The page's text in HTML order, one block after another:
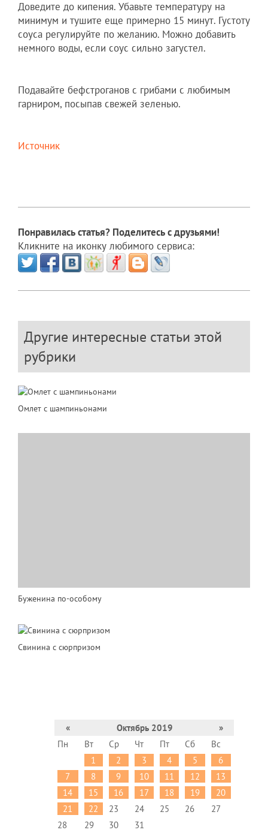
Доведите до кипения. Убавьте температуру на
минимум и тушите еще примерно 15 минут. Густоту
соуса регулируйте по желанию. Можно добавить
немного воды, если соус сильно загустел.
Подавайте бефстроганов с грибами с любимым
гарниром, посыпав свежей зеленью.
Источник
Понравилась статья? Поделитесь с друзьями!
Кликните на иконку любимого сервиса:
Другие интересные статьи этой
рубрики
Омлет с шампиньонами
Буженина по-особому
Свинина с сюрпризом
« Октябрь 2019
»
Пн
Вт Ср Чт Пт Сб
Вс
1
2 3 4 5
6
7
8 9 10 11 12
13
14
15 16 17 18 19
20
21
22 23 24 25 26
27
28
29 30 31